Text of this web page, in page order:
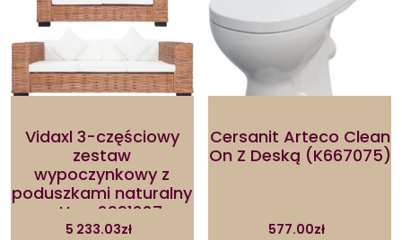
Vidaxl 3-częściowy
zestaw
wypoczynkowy z
poduszkami naturalny
rattan 2991227
5 233.03zł
Cersanit Arteco Clean
On Z Deską (K667075)
577.00zł